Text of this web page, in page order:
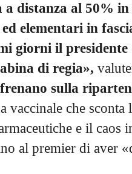
distanza al 50% in
elementari in
giorni il presidente
di regia»,
sulla
che sconta
e il caos
al premier di aver